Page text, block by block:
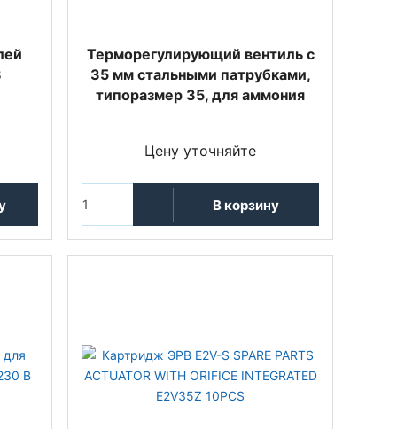
Терморегулирующий вентиль c
35 мм стальными патрубками,
типоразмер 35, для аммония
Цену уточняйте
В корзину